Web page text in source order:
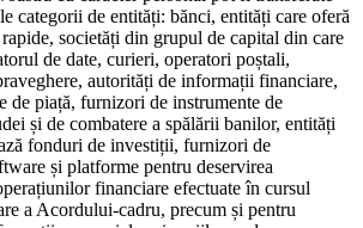
categorii de entități: bănci, entități care oferă
societăți din grupul de capital din care
de date, curieri, operatori poștali,
autorități de informații financiare,
de piață, furnizori de instrumente de
și de combatere a spălării banilor, entități
fonduri de investiții, furnizori de
și platforme pentru deservirea
financiare efectuate în cursul
a Acordului-cadru, precum și pentru